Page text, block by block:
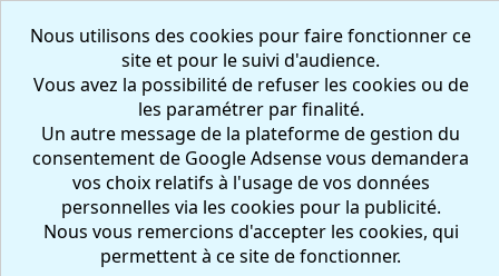
Nous utilisons des cookies pour faire fonctionner ce
site et pour le suivi d'audience.
Vous avez la possibilité de refuser les cookies ou de
les paramétrer par finalité.
Un autre message de la plateforme de gestion du
consentement de Google Adsense vous demandera
vos choix relatifs à l'usage de vos données
personnelles via les cookies pour la publicité.
Nous vous remercions d'accepter les cookies, qui
permettent à ce site de fonctionner.
ACCUEIL CREER REPONDRE
RESULTATS